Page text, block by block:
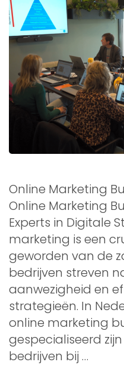
Online Marketing
Online Marketing
Experts in Digitale
marketing is een
geworden van de
bedrijven streven
aanwezigheid en
strategieën. In
online marketing
gespecialiseerd
bedrijven bij …